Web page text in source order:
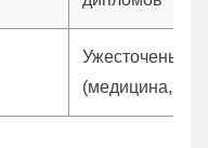
Ужесточены
(медицина,